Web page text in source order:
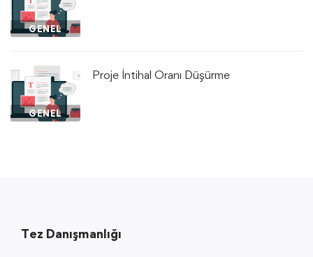
GENEL
GENEL
Proje İntihal Oranı Düşürme
Tez Danışmanlığı